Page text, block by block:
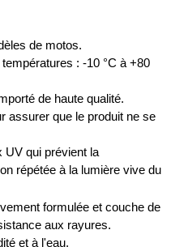
de motos.
: -10 °C à +80
de haute qualité.
assurer que le produit ne se
UV qui prévient la
répétée à la lumière vive du
formulée et couche de
aux rayures.
et à l'eau.